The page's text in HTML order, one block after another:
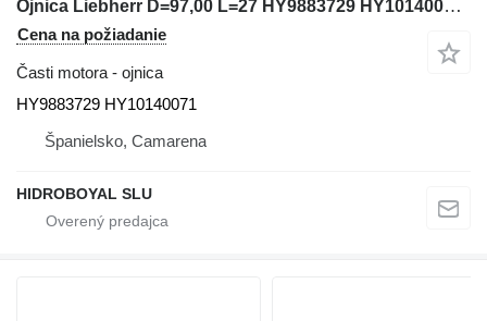
Ojnica Liebherr D=97,00 L=27 HY9883729 HY10140071 na autožeriava Liebherr LTM 1080/1 1090/2
Cena na požiadanie
Časti motora - ojnica
HY9883729 HY10140071
Španielsko, Camarena
HIDROBOYAL SLU